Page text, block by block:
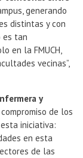
generando
distintas y con
es tan
en la FMUCH,
vecinas”,
y
de los
iniciativa:
en esta
de las